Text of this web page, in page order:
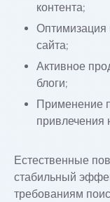
контента;
Оптимизация
сайта;
Активное
блоги;
Применение
привлечения
Естественные
стабильный
требованиям